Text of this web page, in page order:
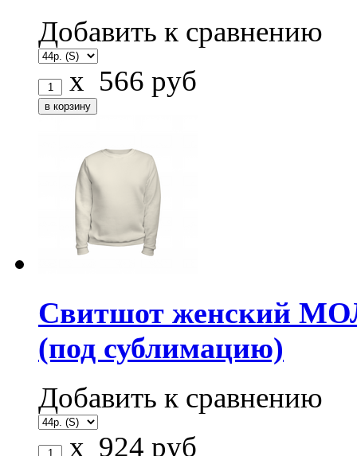
Добавить к сравнению
x 566 руб
Свитшот женский
(под сублимацию)
Добавить к сравнению
x 924 руб